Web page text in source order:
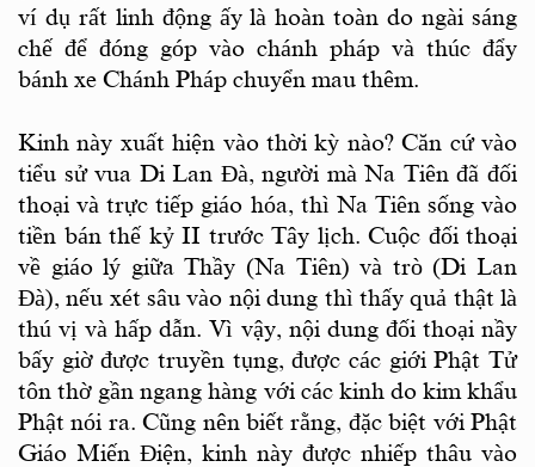
ví dụ rất linh động ấy là hoàn toàn do ngài sáng
chế để đóng góp vào chánh pháp và thúc đẩy
bánh xe Chánh Pháp chuyển mau thêm.
Kinh này xuất hiện vào thời kỳ nào? Căn cứ vào
tiểu sử vua Di Lan Ðà, người mà Na Tiên đã đối
thoại và trực tiếp giáo hóa, thì Na Tiên sống vào
tiền bán thế kỷ II trước Tây lịch. Cuộc đối thoại
về giáo lý giữa Thầy (Na Tiên) và trò (Di Lan
Ðà), nếu xét sâu vào nội dung thì thấy quả thật là
thú vị và hấp dẫn. Vì vậy, nội dung đối thoại nầy
bấy giờ được truyền tụng, được các giới Phật Tử
tôn thờ gần ngang hàng với các kinh do kim khẩu
Phật nói ra. Cũng nên biết rằng, đặc biệt với Phật
Giáo Miến Ðiện, kinh này được nhiếp thâu vào